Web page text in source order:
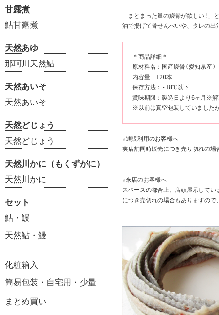
「まとまった量の鰻骨が欲しい!
油で揚げて骨せんべいや、タレの
＊商品詳細＊
原材料名：国産鰻骨(愛知県産)
内容量：120本
保存方法：-18℃以下
賞味期限：製造日より6ヶ月※
※以前は真空包装していました
☆通販利用のお客様へ
実店舗同時販売につき売り切れの
☆来店のお客様へ
スペースの都合上、店頭展示して
につき売切れの場合もありますので
甘露煮
鮎甘露煮
天然あゆ
那珂川天然鮎
天然あいそ
天然あいそ
天然どじょう
天然どじょう
天然川かに（もくずがに）
天然川かに
セット
鮎・鰻
天然鮎・鰻
化粧箱入
簡易包装・自宅用・少量
まとめ買い